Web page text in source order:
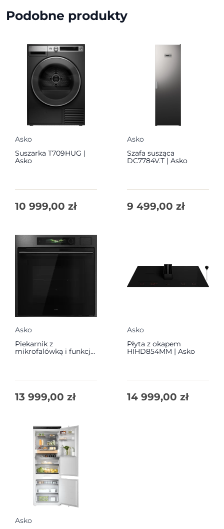
Podobne produkty
Asko
Suszarka T709HUG |
Asko
10 999,00 zł
Asko
Szafa susząca
DC7784V.T | Asko
9 499,00 zł
Asko
Piekarnik z
mikrofalówką i funkcją
13 999,00 zł
Asko
Płyta z okapem
HIHD854MM | Asko
14 999,00 zł
Asko